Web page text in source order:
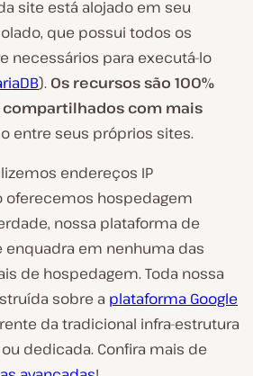
site está alojado em seu
que possui todos os
necessários para executá-lo
). Os recursos são 100%
compartilhados com mais
entre seus próprios sites.
endereços IP
oferecemos hospedagem
nossa plataforma de
enquadra em nenhuma das
de hospedagem. Toda nossa
sobre a plataforma Google
da tradicional infra-estrutura
dedicada. Confira mais de